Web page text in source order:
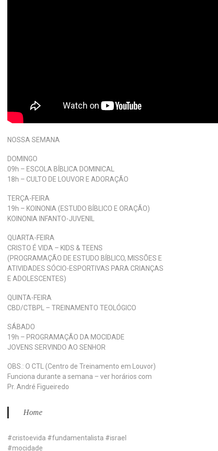
NOSSA SEMANA
DOMINGO
09h – ESCOLA BÍBLICA DOMINICAL
18h – CULTO DE LOUVOR E ADORAÇÃO
TERÇA-FEIRA
19h – KOINONIA (ESTUDO BÍBLICO E ORAÇÃO)
KOINONIA INFANTO-JUVENIL
QUARTA-FEIRA
CRISTO É VIDA – KIDS & TEENS
(PROGRAMAÇÃO DE ESTUDO BÍBLICO, MISSÕES E
ATIVIDADES SÓCIO-ESPORTIVAS PARA CRIANÇAS
E ADOLESCENTES)
QUINTA-FEIRA
CBD/CTBPL – TREINAMENTO TEOLÓGICO
SÁBADO
19h – PROGRAMAÇÃO DA MOCIDADE
JOVENS SERVINDO AO SENHOR
OBS.: O CTL (Centro de Treinamento em Louvor)
Funciona durante a semana – ver horários com
Pr. André Figueiredo
Home
#cristoevida #fundamentalista #israel
#mocidade